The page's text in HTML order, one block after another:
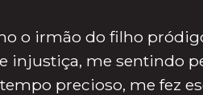
o irmão do filho
injustiça, me sentindo
precioso, me fez